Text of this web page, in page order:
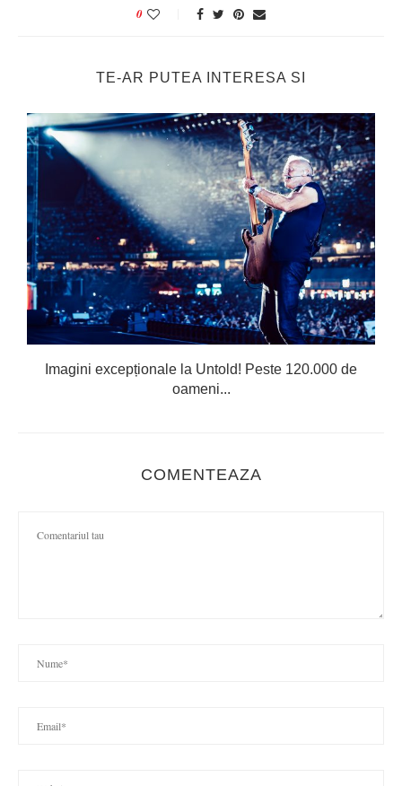
0
TE-AR PUTEA INTERESA SI
Imagini excepționale la Untold! Peste 120.000 de
oameni...
COMENTEAZA